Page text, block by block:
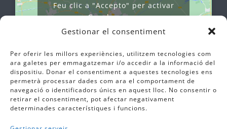
Gestionar el consentiment
Per oferir les millors experiències, utilitzem tecnologies com
ara galetes per emmagatzemar i/o accedir a la informació del
dispositiu. Donar el consentiment a aquestes tecnologies ens
permetrà processar dades com ara el comportament de
navegació o identificadors únics en aquest lloc. No consentir o
retirar el consentiment, pot afectar negativament
determinades característiques i funcions.
Feu clic a "Accepto" per activar
Google maps
Política de cookies